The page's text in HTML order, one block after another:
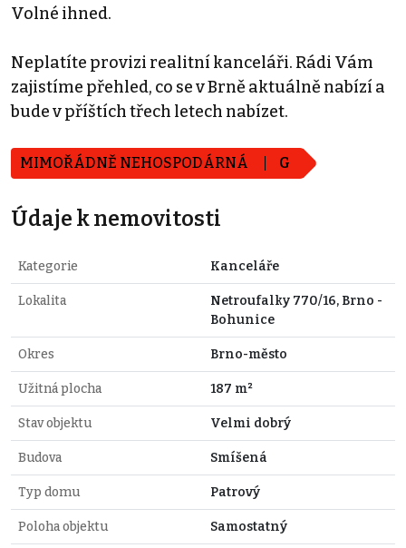
Volné ihned.
Neplatíte provizi realitní kanceláři. Rádi Vám
zajistíme přehled, co se v Brně aktuálně nabízí a
bude v příštích třech letech nabízet.
MIMOŘÁDNĚ NEHOSPODÁRNÁ G
Údaje k nemovitosti
Kategorie Kanceláře
Lokalita
Netroufalky 770/16, Brno -
Bohunice
Okres Brno-město
Užitná plocha 187 m²
Stav objektu Velmi dobrý
Budova Smíšená
Typ domu Patrový
Poloha objektu Samostatný